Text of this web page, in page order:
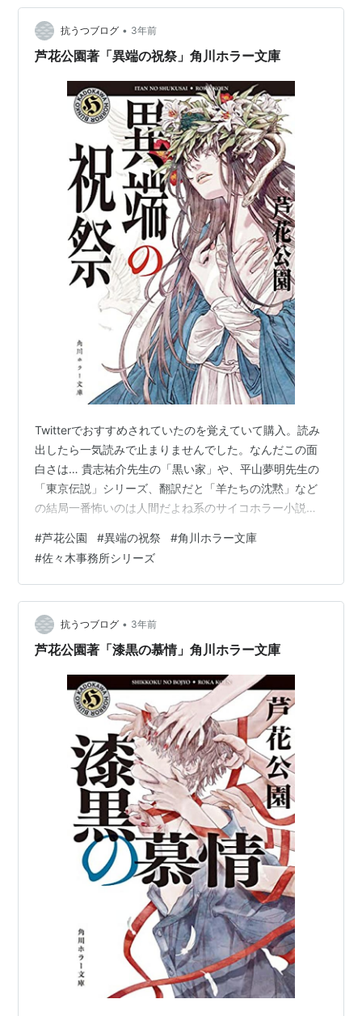
ってみると、そこはとんでもない僻地だった。妙な建物
の中で意味の解らない作業をさせられ、ヤンが「兄弟た
ち」だという人々は奇声を発して這い回…
抗うつブログ • 3年前
芦花公園著「異端の祝祭」角川ホラー文庫
Twitterでおすすめされていたのを覚えていて購入。読み
出したら一気読みで止まりませんでした。なんだこの面
白さは… 貴志祐介先生の「黒い家」や、平山夢明先生の
「東京伝説」シリーズ、翻訳だと「羊たちの沈黙」など
の結局一番怖いのは人間だよね系のサイコホラー小説が
はどちらかというと苦手意識があるのですが、一人称で
展開される幽霊が視えてしまう描写にゾクゾクする生々
しさがあり、超常的でありながら嘘くさくならないリア
リティラインの引き方が見事で、途轍もない才能を感じ
ました。 新興カルト宗教、大学の民俗学教室、闘う霊能
力者、ミシャグジ信仰、探偵小説のフォー…
#芦花公園 #異端の祝祭 #角川ホラー文庫
#佐々木事務所シリーズ
抗うつブログ • 3年前
芦花公園著「漆黒の慕情」角川ホラー文庫